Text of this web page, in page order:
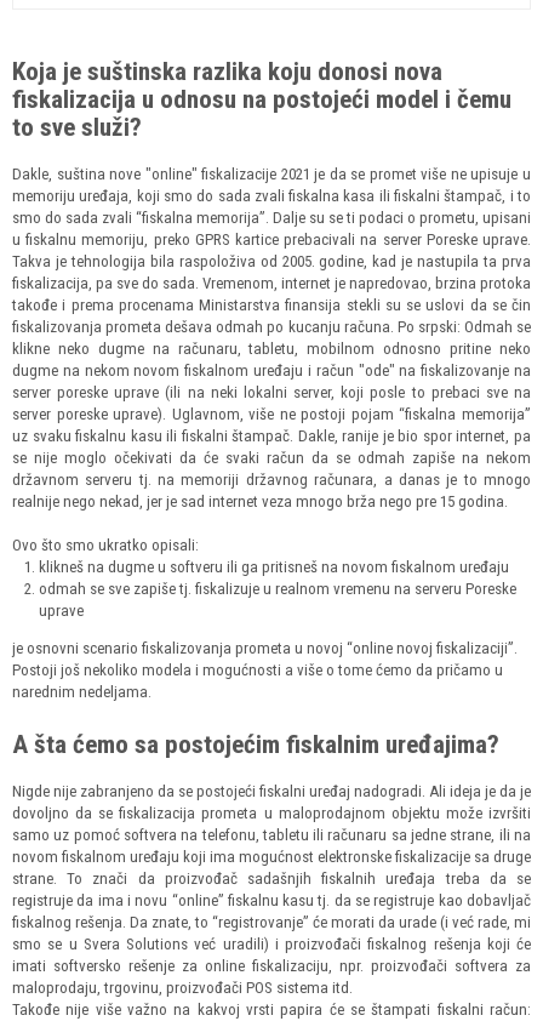
Koja je suštinska razlika koju donosi nova
fiskalizacija u odnosu na postojeći model i čemu
to sve služi?
Dakle, suština nove "online" fiskalizacije 2021 je da se promet više ne upisuje u
memoriju uređaja, koji smo do sada zvali fiskalna kasa ili fiskalni štampač, i to
smo do sada zvali “fiskalna memorija”. Dalje su se ti podaci o prometu, upisani
u fiskalnu memoriju, preko GPRS kartice prebacivali na server Poreske uprave.
Takva je tehnologija bila raspoloživa od 2005. godine, kad je nastupila ta prva
fiskalizacija, pa sve do sada. Vremenom, internet je napredovao, brzina protoka
takođe i prema procenama Ministarstva finansija stekli su se uslovi da se čin
fiskalizovanja prometa dešava odmah po kucanju računa. Po srpski: Odmah se
klikne neko dugme na računaru, tabletu, mobilnom odnosno pritine neko
dugme na nekom novom fiskalnom uređaju i račun "ode" na fiskalizovanje na
server poreske uprave (ili na neki lokalni server, koji posle to prebaci sve na
server poreske uprave). Uglavnom, više ne postoji pojam “fiskalna memorija”
uz svaku fiskalnu kasu ili fiskalni štampač. Dakle, ranije je bio spor internet, pa
se nije moglo očekivati da će svaki račun da se odmah zapiše na nekom
državnom serveru tj. na memoriji državnog računara, a danas je to mnogo
realnije nego nekad, jer je sad internet veza mnogo brža nego pre 15 godina.
Ovo što smo ukratko opisali:
klikneš na dugme u softveru ili ga pritisneš na novom fiskalnom uređaju
odmah se sve zapiše tj. fiskalizuje u realnom vremenu na serveru Poreske
uprave
je osnovni scenario fiskalizovanja prometa u novoj “online novoj fiskalizaciji”.
Postoji još nekoliko modela i mogućnosti a više o tome ćemo da pričamo u
narednim nedeljama.
A šta ćemo sa postojećim fiskalnim uređajima?
Nigde nije zabranjeno da se postojeći fiskalni uređaj nadogradi. Ali ideja je da je
dovoljno da se fiskalizacija prometa u maloprodajnom objektu može izvršiti
samo uz pomoć softvera na telefonu, tabletu ili računaru sa jedne strane, ili na
novom fiskalnom uređaju koji ima mogućnost elektronske fiskalizacije sa druge
strane. To znači da proizvođač sadašnjih fiskalnih uređaja treba da se
registruje da ima i novu “online” fiskalnu kasu tj. da se registruje kao dobavljač
fiskalnog rešenja. Da znate, to “registrovanje” će morati da urade (i već rade, mi
smo se u Svera Solutions već uradili) i proizvođači fiskalnog rešenja koji će
imati softversko rešenje za online fiskalizaciju, npr. proizvođači softvera za
maloprodaju, trgovinu, proizvođači POS sistema itd.
Takođe nije više važno na kakvoj vrsti papira će se štampati fiskalni račun: